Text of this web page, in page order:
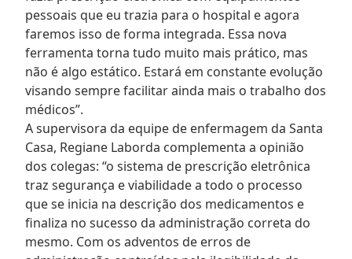
pessoais que eu trazia para o hospital e agora
faremos isso de forma integrada. Essa nova
ferramenta torna tudo muito mais prático, mas
não é algo estático. Estará em constante evolução
visando sempre facilitar ainda mais o trabalho dos
médicos”.
A supervisora da equipe de enfermagem da Santa
Casa, Regiane Laborda complementa a opinião
dos colegas: “o sistema de prescrição eletrônica
traz segurança e viabilidade a todo o processo
que se inicia na descrição dos medicamentos e
finaliza no sucesso da administração correta do
mesmo. Com os adventos de erros de